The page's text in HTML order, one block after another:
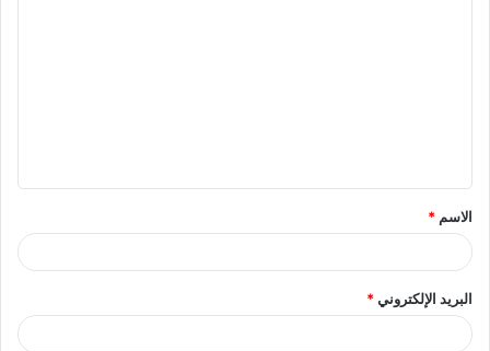
الاسم *
البريد الإلكتروني*